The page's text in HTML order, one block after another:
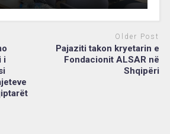
i
Older Post
Pajaziti takon kryetarin e
Fondacionit ALSAR në
Shqipëri